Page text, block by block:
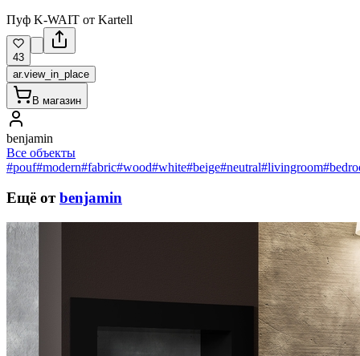
Пуф K-WAIT от Kartell
43
ar.view_in_place
В магазин
benjamin
Все объекты
#pouf#modern#fabric#wood#white#beige#neutral#livingroom
Ещё от benjamin